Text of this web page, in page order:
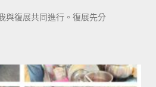
與復展共同進行。復展先分